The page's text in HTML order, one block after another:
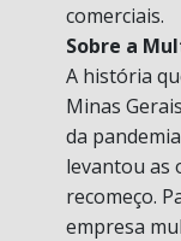
comerciais.
Sobre a
A história
Minas
da
levantou as
recomeço.
empresa